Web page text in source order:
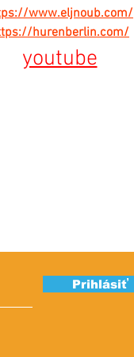
www.eljnoub.com/
hurenberlin.com/
youtube
Prihlásiť